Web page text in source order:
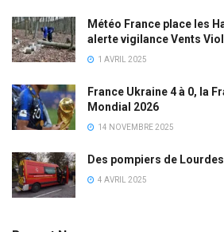
Météo France place les
alerte vigilance Vents
1 AVRIL 2025
France Ukraine 4 à 0, la
Mondial 2026
14 NOVEMBRE 2025
Des pompiers de
4 AVRIL 2025